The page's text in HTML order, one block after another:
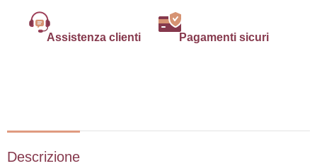
Assistenza clienti Pagamenti sicuri
Descrizione